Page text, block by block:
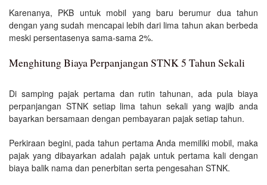
Karenanya, PKB untuk mobil yang baru berumur dua tahun
dengan yang sudah mencapai lebih dari lima tahun akan berbeda
meski persentasenya sama-sama 2%.
Menghitung Biaya Perpanjangan STNK 5 Tahun Sekali
Di samping pajak pertama dan rutin tahunan, ada pula biaya
perpanjangan STNK setiap lima tahun sekali yang wajib anda
bayarkan bersamaan dengan pembayaran pajak setiap tahun.
Perkiraan begini, pada tahun pertama Anda memiliki mobil, maka
pajak yang dibayarkan adalah pajak untuk pertama kali dengan
biaya balik nama dan penerbitan serta pengesahan STNK.